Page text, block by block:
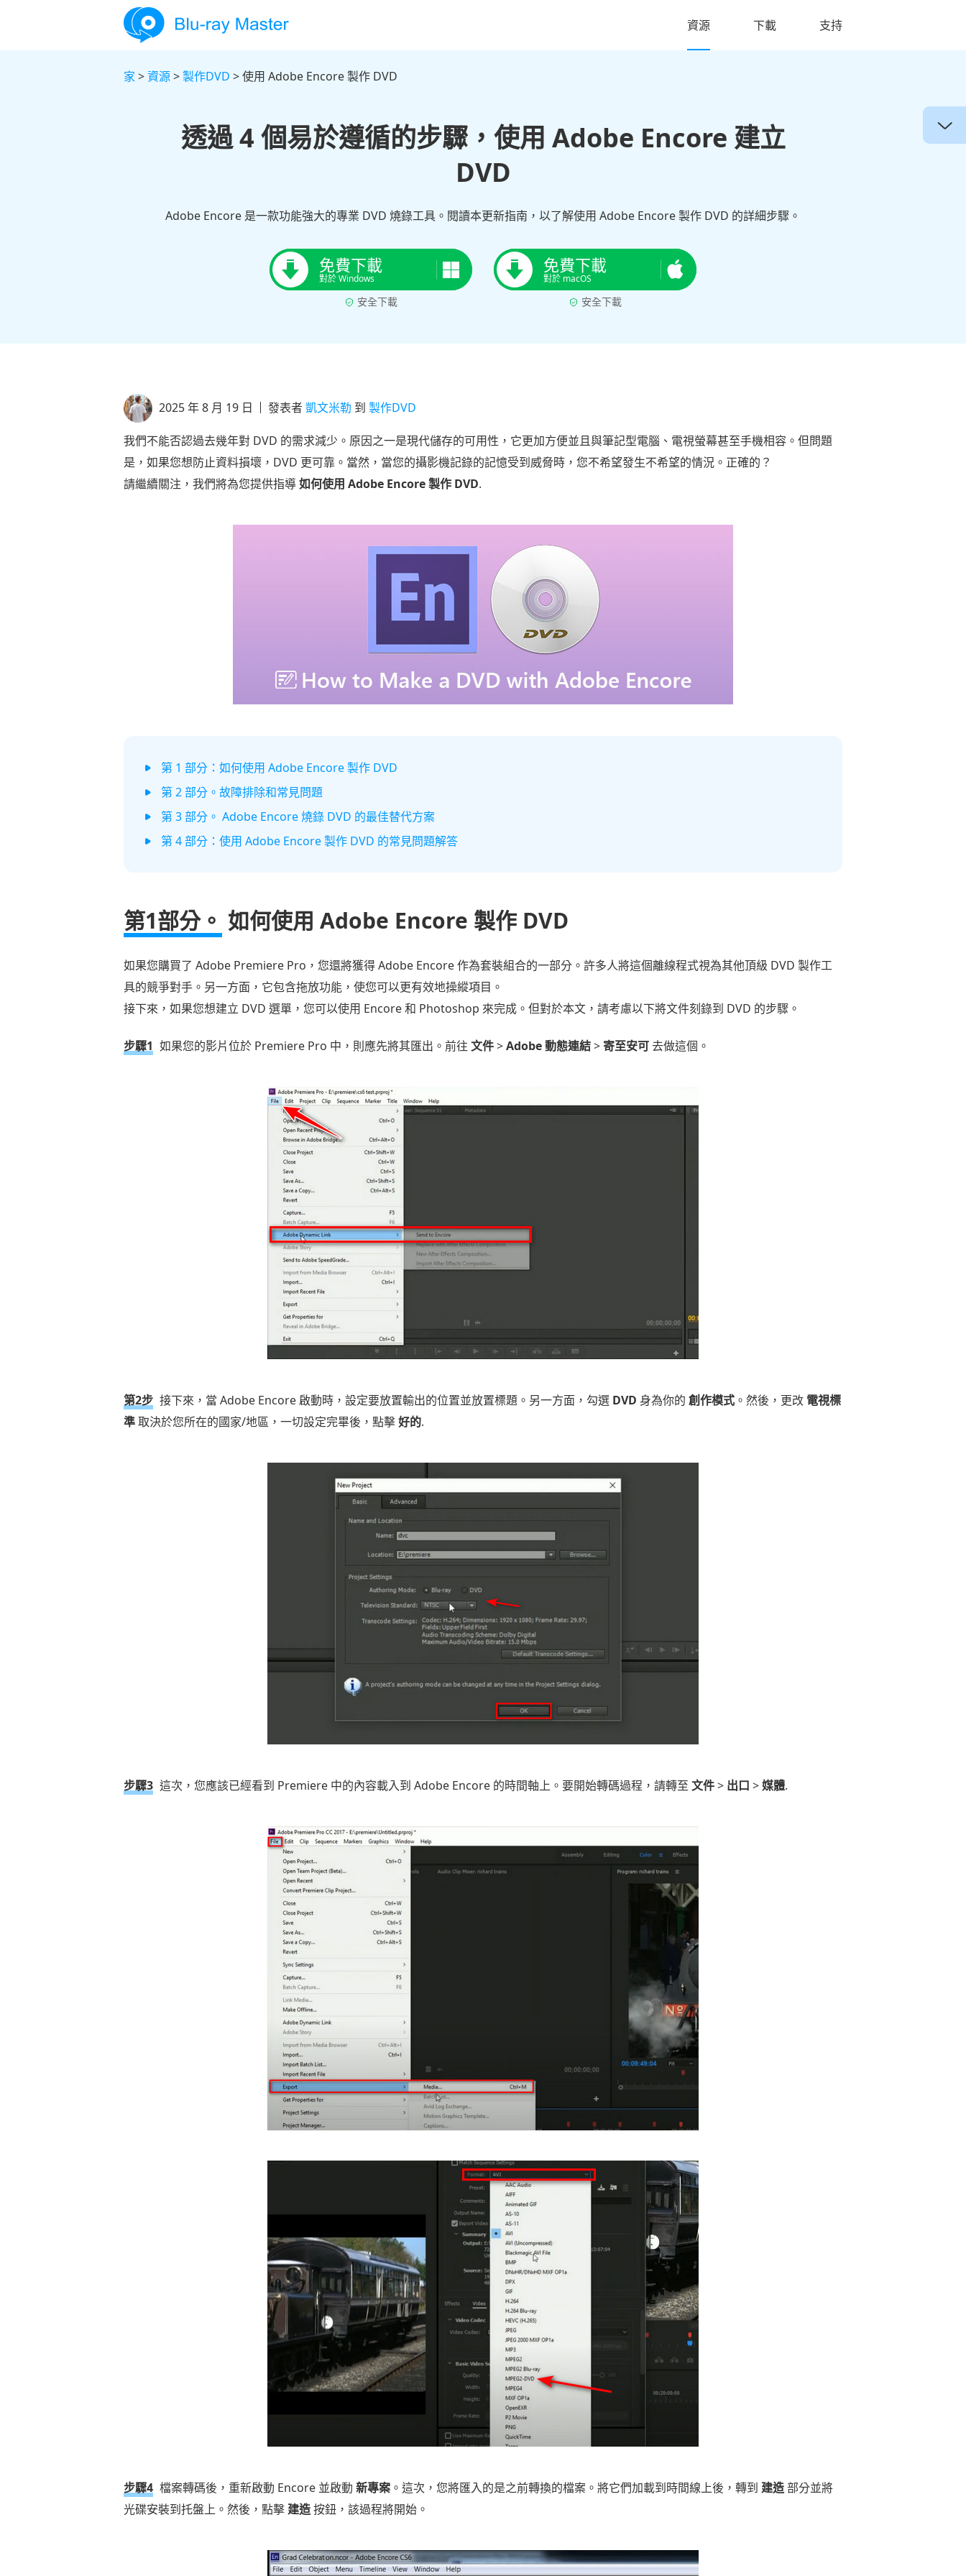
資源 下載 支持
家 >資源>製作DVD > 使用 Adobe Encore 製作 DVD
透過 4 個易於遵循的步驟，使用 Adobe Encore 建立
DVD
Adobe Encore 是一款功能強大的專業 DVD 燒錄工具。閱讀本更新指南，以了解使用 Adobe Encore 製作 DVD 的詳細步驟。
免費下載
對於 Windows
安全下載
免費下載
對於 macOS
安全下載
2025 年 8 月 19 日 發表者凱文米勒 到 製作DVD
我們不能否認過去幾年對 DVD 的需求減少。原因之一是現代儲存的可用性，它更加方便並且與筆記型電腦、電視螢幕甚至手機相容。但問題
是，如果您想防止資料損壞，DVD 更可靠。當然，當您的攝影機記錄的記憶受到威脅時，您不希望發生不希望的情況。正確的？
請繼續關注，我們將為您提供指導如何使用 Adobe Encore 製作 DVD.
第 1 部分：如何使用 Adobe Encore 製作 DVD
第 2 部分。故障排除和常見問題
第 3 部分。 Adobe Encore 燒錄 DVD 的最佳替代方案
第 4 部分：使用 Adobe Encore 製作 DVD 的常見問題解答
第1部分。 如何使用 Adobe Encore 製作 DVD
如果您購買了 Adobe Premiere Pro，您還將獲得 Adobe Encore 作為套裝組合的一部分。許多人將這個離線程式視為其他頂級 DVD 製作工
具的競爭對手。另一方面，它包含拖放功能，使您可以更有效地操縱項目。
接下來，如果您想建立 DVD 選單，您可以使用 Encore 和 Photoshop 來完成。但對於本文，請考慮以下將文件刻錄到 DVD 的步驟。
步驟1 如果您的影片位於 Premiere Pro 中，則應先將其匯出。前往 文件>Adobe 動態連結> 寄至安可去做這個。
第2步 接下來，當 Adobe Encore 啟動時，設定要放置輸出的位置並放置標題。另一方面，勾選 DVD 身為你的 創作模式 。然後，更改 電視標
準取決於您所在的國家/地區，一切設定完畢後，點擊好的.
步驟3 這次，您應該已經看到 Premiere 中的內容載入到 Adobe Encore 的時間軸上。要開始轉碼過程，請轉至 文件> 出口 >媒體.
步驟4 檔案轉碼後，重新啟動 Encore 並啟動 新專案 。這次，您將匯入的是之前轉換的檔案。將它們加載到時間線上後，轉到 建造部分並將
光碟安裝到托盤上。然後，點擊 建造按鈕，該過程將開始。